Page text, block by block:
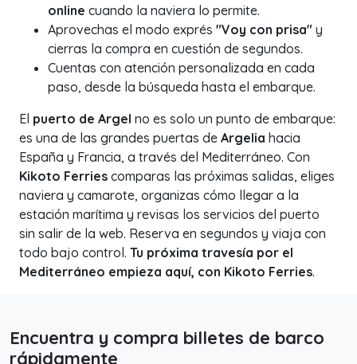
online cuando la naviera lo permite.
Aprovechas el modo exprés "Voy con prisa" y
cierras la compra en cuestión de segundos.
Cuentas con atención personalizada en cada
paso, desde la búsqueda hasta el embarque.
El puerto de Argel no es solo un punto de embarque:
es una de las grandes puertas de Argelia hacia
España y Francia, a través del Mediterráneo. Con
Kikoto Ferries comparas las próximas salidas, eliges
naviera y camarote, organizas cómo llegar a la
estación marítima y revisas los servicios del puerto
sin salir de la web. Reserva en segundos y viaja con
todo bajo control. Tu próxima travesía por el
Mediterráneo empieza aquí, con Kikoto Ferries.
Encuentra y compra billetes de barco
rápidamente